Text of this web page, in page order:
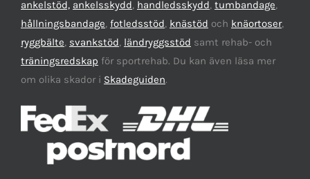
ankelstöd, ankelsskydd, handledsskydd, tumbandage,
hållningsbandage, fotledsstöd, knästöd och knäortoser,
ryggbälte, svankstöd, ländryggsstöd samt rehab- och
träningsredskap för sportrehab. Du kan även läsa mer
om olika skador i Skadeguiden.